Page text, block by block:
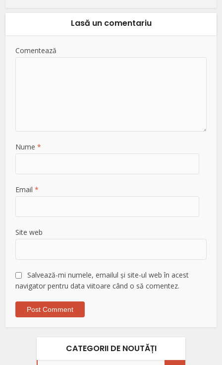
Lasă un comentariu
Comentează
Nume*
Email*
Site web
Salvează-mi numele, emailul și site-ul web în acest
navigator pentru data viitoare când o să comentez.
CATEGORII DE NOUTĂȚI